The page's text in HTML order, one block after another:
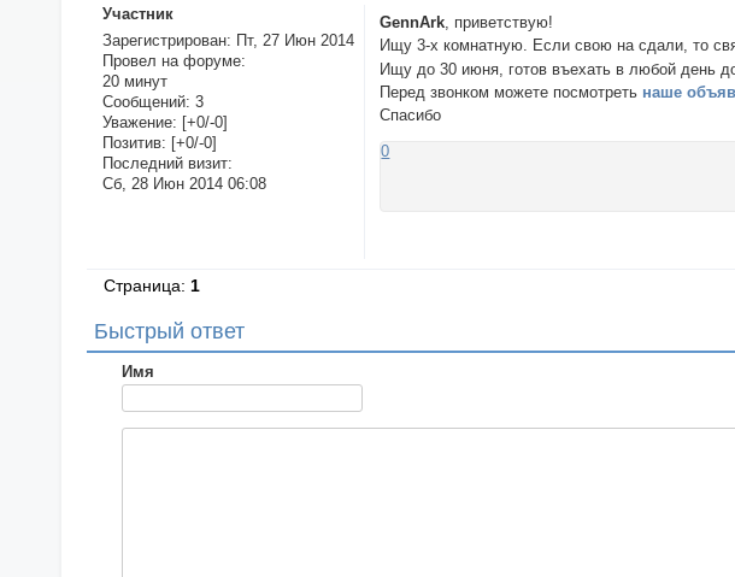
Участник
Зарегистрирован: Пт, 27 Июн 2014
Провел на форуме:
20 минут
Сообщений: 3
Уважение: [+0/-0]
Позитив: [+0/-0]
Последний визит:
Сб, 28 Июн 2014 06:08
GennArk, приветствую!
Ищу 3-х комнатную. Если свою на сдали, то
Ищу до 30 июня, готов въехать в любой день
Перед звонком можете посмотреть наше
Спасибо
0
Страница:1
Быстрый ответ
Имя